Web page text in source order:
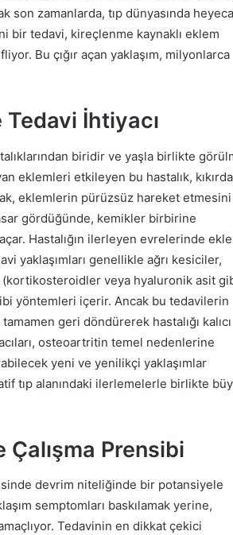
son zamanlarda, tıp dünyasında
bir tedavi, kireçlenme kaynaklı eklem
Bu çığır açan yaklaşım, milyonlarca
İhtiyacı
biridir ve yaşla birlikte
eklemleri etkileyen bu hastalık,
eklemlerin pürüzsüz hareket etmesini
gördüğünde, kemikler birbirine
Hastalığın ilerleyen evrelerinde
yaklaşımları genellikle ağrı kesiciler,
veya hyaluronik asit
yöntemleri içerir. Ancak bu tedavilerin
geri döndürerek hastalığı kalıcı
osteoartritin temel nedenlerine
yeni ve yenilikçi yaklaşımlar
tıp alanındaki ilerlemelerle birlikte
Çalışma Prensibi
devrim niteliğinde bir potansiyele
semptomları baskılamak yerine,
Tedavinin en dikkat çekici